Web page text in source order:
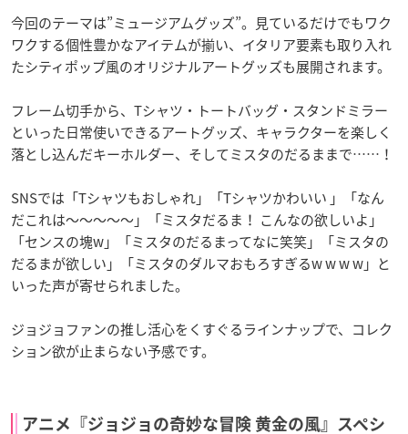
今回のテーマは”ミュージアムグッズ”。見ているだけでもワク
ワクする個性豊かなアイテムが揃い、イタリア要素も取り入れ
たシティポップ風のオリジナルアートグッズも展開されます。
フレーム切手から、Tシャツ・トートバッグ・スタンドミラー
といった日常使いできるアートグッズ、キャラクターを楽しく
落とし込んだキーホルダー、そしてミスタのだるままで……！
SNSでは「Tシャツもおしゃれ」「Tシャツかわいい 」「なん
だこれは〜〜〜〜〜」「ミスタだるま！ こんなの欲しいよ」
「センスの塊w」「ミスタのだるまってなに笑笑」「ミスタの
だるまが欲しい」「ミスタのダルマおもろすぎるw w w w」と
いった声が寄せられました。
ジョジョファンの推し活心をくすぐるラインナップで、コレク
ション欲が止まらない予感です。
アニメ『ジョジョの奇妙な冒険 黄金の風』スペシ